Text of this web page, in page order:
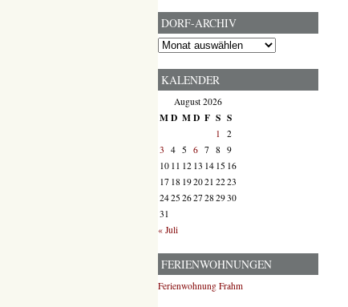
DORF-ARCHIV
Dorf-
KALENDER
August 2026
MD MD F S S
1 2
3 4 5 6 7 8 9
10 11 12 13 14 15 16
17 18 192021 2223
2425 2627 28 2930
31
« Juli
FERIENWOHNUNGEN
Ferienwohnung Frahm